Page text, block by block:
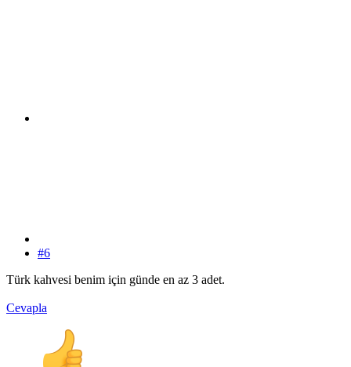
#6
Türk kahvesi benim için günde en az 3 adet.
Cevapla